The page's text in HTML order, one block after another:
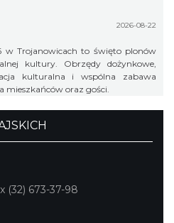
2026-08-22
w Trojanowicach to święto plonów
kultury. Obrzędy dożynkowe,
kulturalna i wspólna zabawa
mieszkańców oraz gości.
(32) 673-37-98